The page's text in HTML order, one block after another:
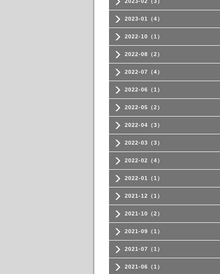
2023-01（4）
2022-10（1）
2022-08（2）
2022-07（4）
2022-06（1）
2022-05（2）
2022-04（3）
2022-03（3）
2022-02（4）
2022-01（1）
2021-12（1）
2021-10（2）
2021-09（1）
2021-07（1）
2021-06（1）